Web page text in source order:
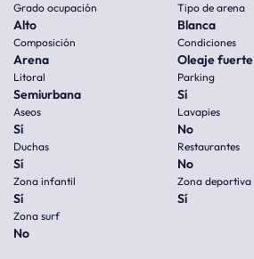
Grado ocupación
Alto
Tipo de arena
Blanca
Composición
Arena
Condiciones
Oleaje fuerte
Litoral
Semiurbana
Parking
Sí
Aseos
Sí
Lavapies
No
Duchas
Sí
Restaurantes
No
Zona infantil
Sí
Zona deportiva
Sí
Zona surf
No